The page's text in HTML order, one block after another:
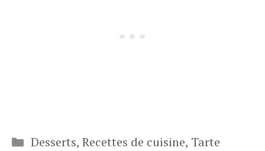
Catégories
Desserts, Recettes de cuisine, Tarte